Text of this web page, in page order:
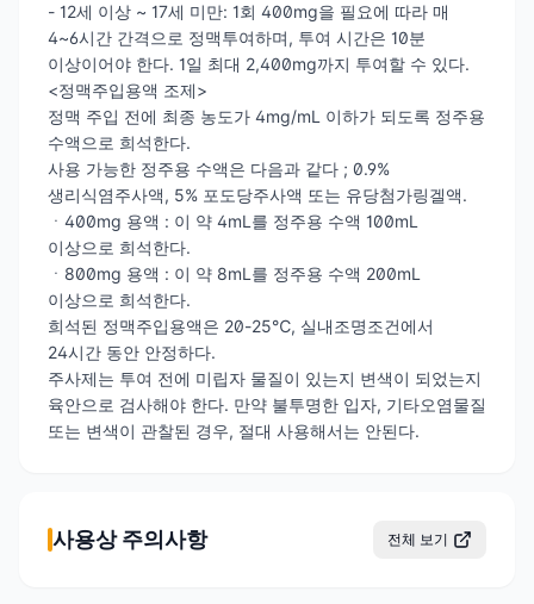
- 12세 이상 ~ 17세 미만: 1회 400mg을 필요에 따라 매
4~6시간 간격으로 정맥투여하며, 투여 시간은 10분
이상이어야 한다. 1일 최대 2,400mg까지 투여할 수 있다.
<정맥주입용액 조제>
정맥 주입 전에 최종 농도가 4mg/mL 이하가 되도록 정주용
수액으로 희석한다.
사용 가능한 정주용 수액은 다음과 같다 ; 0.9%
생리식염주사액, 5% 포도당주사액 또는 유당첨가링겔액.
ㆍ400mg 용액 : 이 약 4mL를 정주용 수액 100mL
이상으로 희석한다.
ㆍ800mg 용액 : 이 약 8mL를 정주용 수액 200mL
이상으로 희석한다.
희석된 정맥주입용액은 20-25℃, 실내조명조건에서
24시간 동안 안정하다.
주사제는 투여 전에 미립자 물질이 있는지 변색이 되었는지
육안으로 검사해야 한다. 만약 불투명한 입자, 기타오염물질
또는 변색이 관찰된 경우, 절대 사용해서는 안된다.
사용상 주의사항 전체 보기